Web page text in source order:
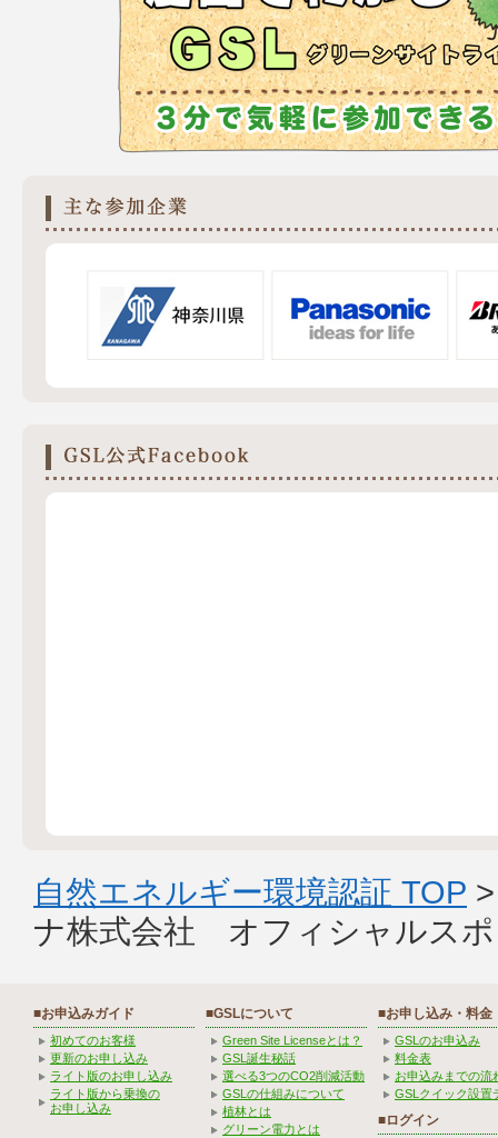
自然エネルギー環境認証 TOP
ナ株式会社 オフィシャルスポ
■お申込みガイド
初めてのお客様
更新のお申し込み
ライト版のお申し込み
ライト版から乗換の
お申し込み
■GSLについて
Green Site Licenseとは？
GSL誕生秘話
選べる3つのCO2削減活動
GSLの仕組みについて
植林とは
グリーン電力とは
■お申し込み・料金
GSLのお申込み
料金表
お申込みまでの流
GSLクイック設置
■ログイン